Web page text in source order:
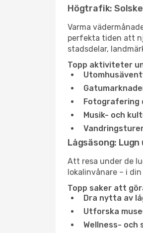
Högtrafik:
Varma
perfekta tiden att
stadsdelar,
Topp aktiviteter
Fotografering
Musik- och
Lågsäsong:
Att resa under de
lokalinvånare – i
Topp saker att
Dra nytta av
Utforska
Wellness- och